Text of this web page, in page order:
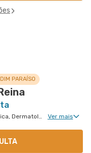
PARAÍSO
Dermatologia Clinica, Dermatologia Oncológica, Dermatologia Pediátrica, Dermatologia Tricologia, Dermatologia de Tratamento de Psoríase, Dermatologia Tratamento de Dermatite Atópica, Dermatologiatratamento de Urticária Crônica, Dermatologia de Tratamento de Hidradenite Ver mais